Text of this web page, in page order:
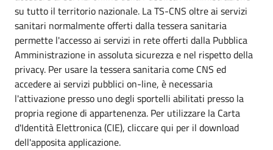
su tutto il territorio nazionale. La TS-CNS oltre ai servizi
sanitari normalmente offerti dalla tessera sanitaria
permette l'accesso ai servizi in rete offerti dalla Pubblica
Amministrazione in assoluta sicurezza e nel rispetto della
privacy. Per usare la tessera sanitaria come CNS ed
accedere ai servizi pubblici on-line, è necessaria
l'attivazione presso uno degli sportelli abilitati presso la
propria regione di appartenenza. Per utilizzare la Carta
d'Identità Elettronica (CIE), cliccare qui per il download
dell'apposita applicazione.